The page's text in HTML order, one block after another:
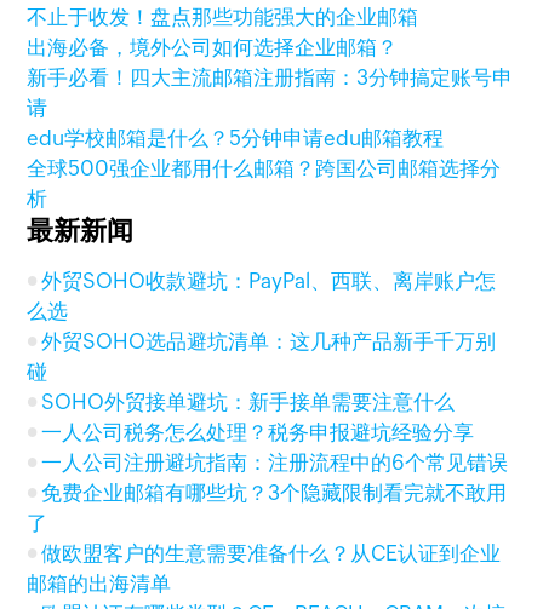
不止于收发！盘点那些功能强大的企业邮箱
出海必备，境外公司如何选择企业邮箱？
新手必看！四大主流邮箱注册指南：3分钟搞定账号申
请
edu学校邮箱是什么？5分钟申请edu邮箱教程
全球500强企业都用什么邮箱？跨国公司邮箱选择分
析
最新新闻
外贸SOHO收款避坑：PayPal、西联、离岸账户怎
么选
外贸SOHO选品避坑清单：这几种产品新手千万别
碰
SOHO外贸接单避坑：新手接单需要注意什么
一人公司税务怎么处理？税务申报避坑经验分享
一人公司注册避坑指南：注册流程中的6个常见错误
免费企业邮箱有哪些坑？3个隐藏限制看完就不敢用
了
做欧盟客户的生意需要准备什么？从CE认证到企业
邮箱的出海清单